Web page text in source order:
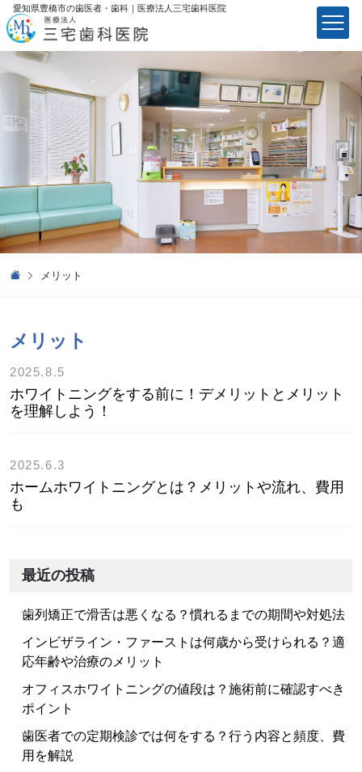
愛知県豊橋市の歯医者・歯科｜医療法⼈三宅⻭科医院
メリット
メリット
2025.8.5
ホワイトニングをする前に！デメリットとメリット
を理解しよう！
2025.6.3
ホームホワイトニングとは？メリットや流れ、費用
も
最近の投稿
歯列矯正で滑舌は悪くなる？慣れるまでの期間や対処法
インビザライン・ファーストは何歳から受けられる？適
応年齢や治療のメリット
オフィスホワイトニングの値段は？施術前に確認すべき
ポイント
歯医者での定期検診では何をする？行う内容と頻度、費
用を解説